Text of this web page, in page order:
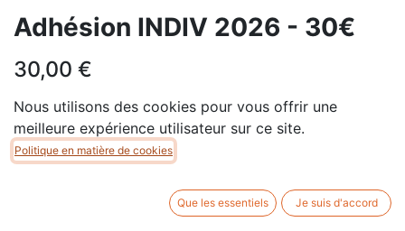
Adhésion INDIV 2026 - 30€
30,00 €
Nous utilisons des cookies pour vous offrir une
meilleure expérience utilisateur sur ce site.
Politique en matière de cookies
Que les essentiels Je suis d'accord